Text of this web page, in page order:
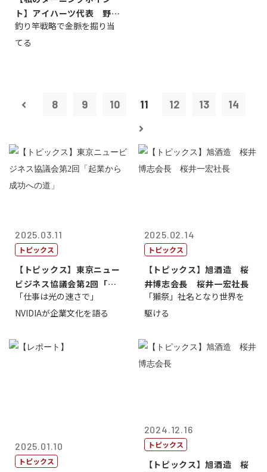
ト】アイハーツ代表 野田
憲史
釣り竿戦略で金脈を掘り当
てる
8 9 10 11 12 13 14
2025.03.11
トピックス
【トピックス】東京ニュー
ビジネス協議会第2回「起
業から成功へ...
「仕事は光の速さで」
NVIDIAが企業文化を語る
2025.02.14
トピックス
【トピックス】旭酒造 桜
井博志会長 桜井一宏社長
「獺祭」社名となり世界を
駆ける
2025.01.10
トピックス
2024.12.16
トピックス
【トピックス】旭酒造 桜